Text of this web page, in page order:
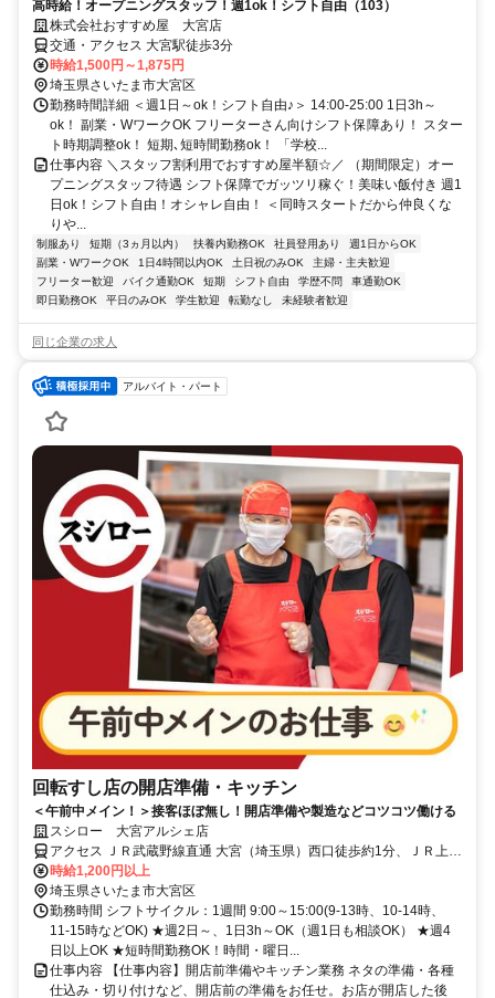
高時給！オープニングスタッフ！週1ok！シフト自由（103）
株式会社おすすめ屋 大宮店
交通・アクセス 大宮駅徒歩3分
時給1,500円～1,875円
埼玉県さいたま市大宮区
勤務時間詳細 ＜週1日～ok！シフト自由♪＞ 14:00-25:00 1日3h～
ok！ 副業・WワークOK フリーターさん向けシフト保障あり！ スター
ト時期調整ok！ 短期､短時間勤務ok！ 「学校...
仕事内容 ＼スタッフ割利用でおすすめ屋半額☆／ （期間限定）オー
プニングスタッフ待遇 シフト保障でガッツリ稼ぐ！美味い飯付き 週1
日ok！シフト自由！オシャレ自由！ ＜同時スタートだから仲良くな
りや...
制服あり 短期（3ヵ月以内） 扶養内勤務OK 社員登用あり
週1日からOK
副業・WワークOK
1日4時間以内OK 土日祝のみOK
主婦・主夫歓迎
フリーター歓迎
バイク通勤OK 短期 シフト自由 学歴不問
車通勤OK
即日勤務OK
平日のみOK 学生歓迎 転勤なし 未経験者歓迎
同じ企業の求人
アルバイト・パート
回転すし店の開店準備・キッチン
＜午前中メイン！＞接客ほぼ無し！開店準備や製造などコツコツ働ける
スシロー 大宮アルシェ店
アクセス ＪＲ武蔵野線直通 大宮（埼玉県）西口徒歩約1分、ＪＲ上越
新幹線 大宮（埼玉県）西口徒歩約1分、ＪＲ宇都宮線〔東北本線〕・
ＪＲ上野東京ライン/ＪＲ湘南新宿ライン 大宮（埼玉県）西口徒歩約1
分
時給1,200円以上
埼玉県さいたま市大宮区
勤務時間 シフトサイクル：1週間 9:00～15:00(9-13時、10-14時、
11-15時などOK) ★週2日～、1日3h～OK（週1日も相談OK） ★週4
日以上OK ★短時間勤務OK！時間・曜日...
仕事内容 【仕事内容】開店前準備やキッチン業務 ネタの準備・各種
仕込み・切り付けなど、開店前の準備をお任せ。お店が開店した後